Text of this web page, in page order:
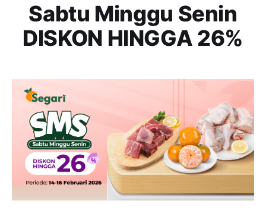
Sabtu Minggu Senin
DISKON HINGGA 26%